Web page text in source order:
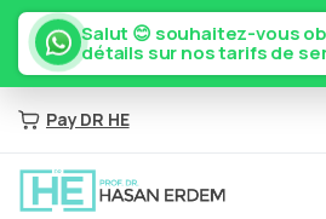
Salut 😊 souhaitez-vous
détails sur nos tarifs de
Pay DR HE